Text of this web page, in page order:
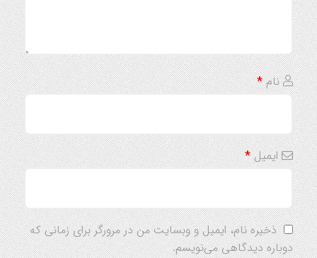
نام*
ایمیل*
ذخیره نام، ایمیل و وبسایت من در مرورگر برای زمانی که
دوباره دیدگاهی می‌نویسم.